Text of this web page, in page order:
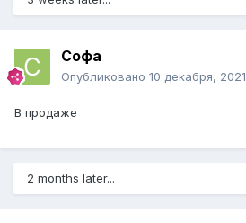
Софа
Опубликовано 10 декабря, 2021
В продаже
2 months later...